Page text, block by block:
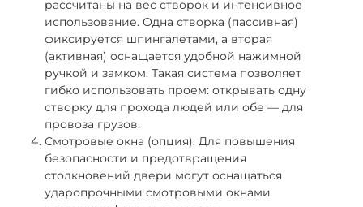
рассчитаны на вес створок и интенсивное
использование. Одна створка (пассивная)
фиксируется шпингалетами, а вторая
(активная) оснащается удобной нажимной
ручкой и замком. Такая система позволяет
гибко использовать проем: открывать одну
створку для прохода людей или обе — для
провоза грузов.
Смотровые окна (опция): Для повышения
безопасности и предотвращения
столкновений двери могут оснащаться
ударопрочными смотровыми окнами